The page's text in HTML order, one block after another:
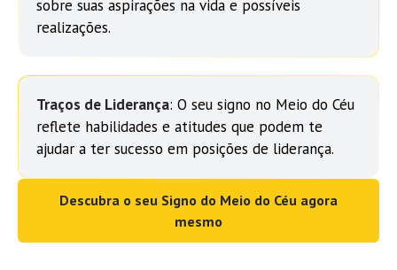
sobre suas aspirações na vida e possíveis
realizações.
Traços de Liderança: O seu signo no Meio do Céu
reflete habilidades e atitudes que podem te
ajudar a ter sucesso em posições de liderança.
Descubra o seu Signo do Meio do Céu agora
mesmo